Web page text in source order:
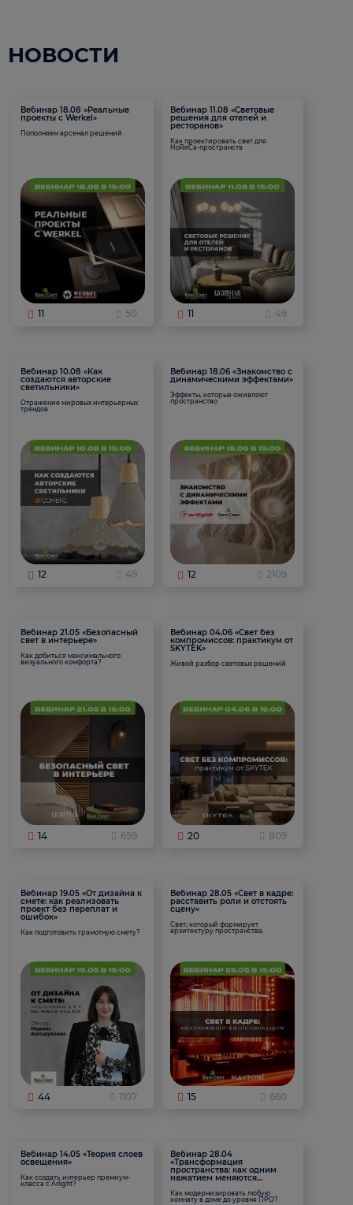
НОВОСТИ
Вебинар 18.08 «Реальные
проекты с Werkel»
Пополняем арсенал решений
11 50
Вебинар 11.08 «Световые
решения для отелей и
ресторанов»
Как проектировать свет для
HoReCa-пространств
11 49
Вебинар 10.08 «Как
создаются авторские
светильники»
Отражение мировых интерьерных
трендов
12 49
Вебинар 18.06 «Знакомство с
динамическими эффектами»
Эффекты, которые оживляют
пространство
12 2109
Вебинар 21.05 «Безопасный
свет в интерьере»
Как добиться максимального
визуального комфорта?
14 659
Вебинар 04.06 «Свет без
компромиссов: практикум от
SKYTEK»
Живой разбор световых решений
20 809
Вебинар 19.05 «От дизайна к
смете: как реализовать
проект без переплат и
ошибок»
Как подготовить грамотную смету?
44 1107
Вебинар 28.05 «Свет в кадре:
расставить роли и отстоять
сцену»
Свет, который формирует
архитектуру пространства.
15 660
Вебинар 14.05 «Теория слоев
освещения»
Как создать интерьер премиум-
класса с Arlight?
Вебинар 28.04
«Трансформация
пространства: как одним
нажатием меняются
Как модернизировать любую
комнату в доме до уровня ПРО?